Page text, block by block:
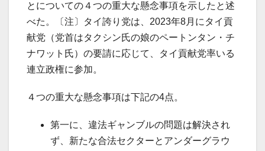
とについての４つの重大な懸念事項を示したと述
べた。〔注〕タイ誇り党は、2023年8月にタイ貢
献党（党首はタクシン氏の娘のペートンタン・チ
ナワット氏）の要請に応じて、タイ貢献党率いる
連立政権に参加。
４つの重大な懸念事項は下記の4点。
第一に、違法ギャンブルの問題は解決され
ず、新たな合法セクターとアンダーグラウ